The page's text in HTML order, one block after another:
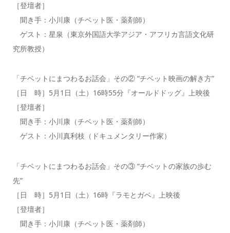
［登壇者］
聞き手：小川康（チベット医・薬剤師）
ゲスト：星泉（東京外国語大学アジア・アフリカ言語文化研
究所教授）
「チベットにまつわるお話会」その② “チベット映画の解き方”
［日 時］5月1日（土）16時55分『オールドドッグ』上映後
［登壇者］
聞き手：小川康（チベット医・薬剤師）
ゲスト：小川真利枝（ドキュメンタリー作家）
「チベットにまつわるお話会」その③ “チベットの家族の歩む
先”
［日 時］5月1日（土）16時『ラモとガベ』上映後
［登壇者］
聞き手：小川康（チベット医・薬剤師）